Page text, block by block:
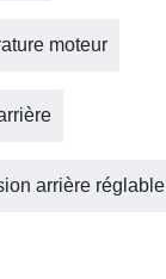
moteur
arrière réglable